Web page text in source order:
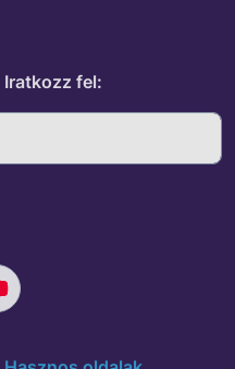
Iratkozz fel: